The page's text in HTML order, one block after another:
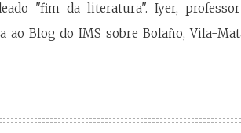
"fim da literatura". Iyer,
ao Blog do IMS sobre Bolaño, Vila-